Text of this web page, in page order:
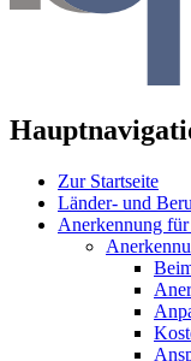
Zur Startseite
Länder- und
Anerkennung